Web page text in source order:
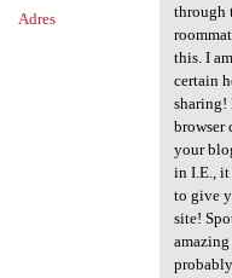
Adres
through
this. I
certain
sharing!
browser
your
in I.E., it
to give
site!